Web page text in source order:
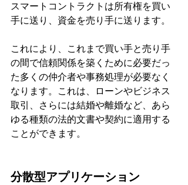
スマートコントラクトは所有権を買い
手に送り、資金を売り手に送ります。
これにより、これまで買い手と売り手
の間で信頼関係を築くために必要だっ
た多くの仲介者や事務処理が必要なく
なります。これは、ローンやビジネス
取引、さらには結婚や離婚など、あら
ゆる種類の法的文書や契約に適用する
ことができます。
分散型アプリケーション